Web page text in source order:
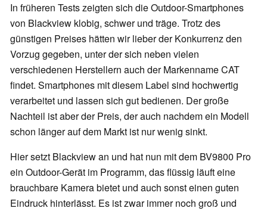
In früheren Tests zeigten sich die Outdoor-Smartphones
von Blackview klobig, schwer und träge. Trotz des
günstigen Preises hätten wir lieber der Konkurrenz den
Vorzug gegeben, unter der sich neben vielen
verschiedenen Herstellern auch der Markenname CAT
findet. Smartphones mit diesem Label sind hochwertig
verarbeitet und lassen sich gut bedienen. Der große
Nachteil ist aber der Preis, der auch nachdem ein Modell
schon länger auf dem Markt ist nur wenig sinkt.
Hier setzt Blackview an und hat nun mit dem BV9800 Pro
ein Outdoor-Gerät im Programm, das flüssig läuft eine
brauchbare Kamera bietet und auch sonst einen guten
Eindruck hinterlässt. Es ist zwar immer noch groß und